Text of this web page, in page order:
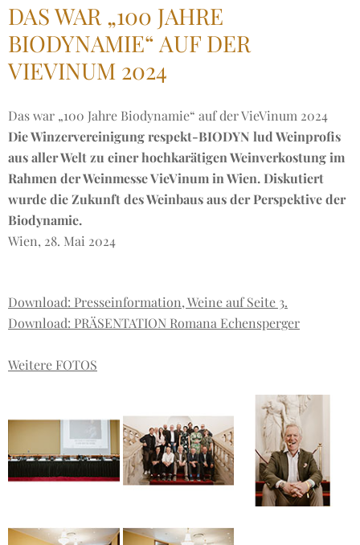
DAS WAR „100 JAHRE
BIODYNAMIE“ AUF DER
VIEVINUM 2024
Das war „100 Jahre Biodynamie“ auf der VieVinum 2024
Die Winzervereinigung respekt-BIODYN lud Weinprofis
aus aller Welt zu einer hochkarätigen Weinverkostung im
Rahmen der Weinmesse VieVinum in Wien. Diskutiert
wurde die Zukunft des Weinbaus aus der Perspektive der
Biodynamie.
Wien, 28. Mai 2024
Download: Presseinformation, Weine auf Seite 3.
Download: PRÄSENTATION Romana Echensperger
Weitere FOTOS